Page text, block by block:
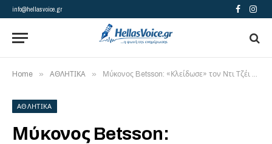
info@hellasvoice.gr Facebook
Home » ΑΘΛΗΤΙΚΑ » Μύκονος Betsson: «Κλείδωσε» τον Ντι Τζέι Φάντερμπερκ για την ιστορική ευρωπαϊκή σεζόν!
ΑΘΛΗΤΙΚΑ
Μύκονος Betsson: